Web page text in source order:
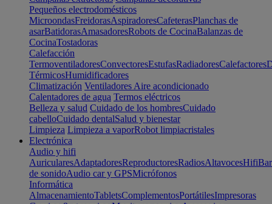
Pequeños electrodomésticos
MicroondasFreidorasAspiradoresCafeterasPlanchas de
asarBatidorasAmasadoresRobots de CocinaBalanzas de
CocinaTostadoras
Calefacción
TermoventiladoresConvectoresEstufasRadiadoresCalefactores
TérmicosHumidificadores
Climatización Ventiladores Aire acondicionado
Calentadores de agua Termos eléctricos
Belleza y salud Cuidado de los hombresCuidado
cabelloCuidado dentalSalud y bienestar
Limpieza Limpieza a vaporRobot limpiacristales
Electrónica
Audio y hifi
AuricularesAdaptadoresReproductoresRadiosAltavocesHifi
de sonidoAudio car y GPSMicrófonos
Informática
AlmacenamientoTabletsComplementosPortátilesImpresoras